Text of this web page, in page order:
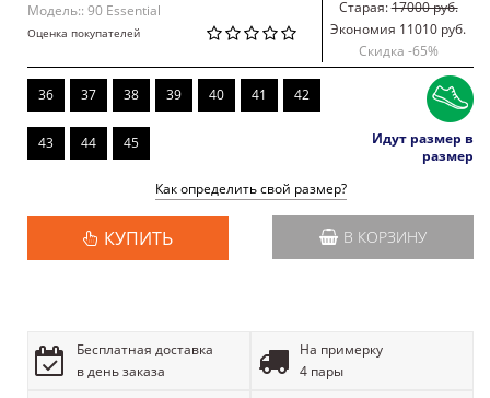
Модель:: 90 Essential
Оценка покупателей
Старая:17000 руб.
Экономия 11010 руб.
Скидка -65%
36 37 38 39 40 41 42
43 44 45
Идут размер в
размер
Как определить свой размер?
КУПИТЬ В КОРЗИНУ
Бесплатная доставка
в день заказа
На примерку
4 пары